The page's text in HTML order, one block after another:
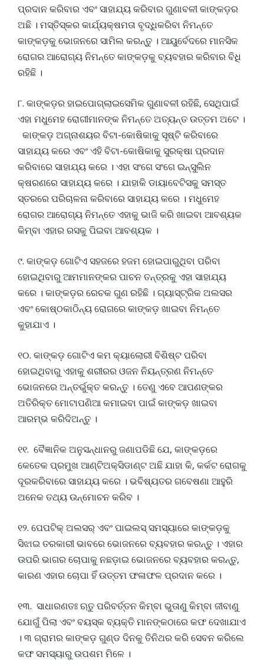
ପ୍ରଦାନ କରିବାର ଏବଂ ସାହାଯ୍ୟ କରିବାର ଗୁଣାବଳୀ କାଙ୍କଡ଼ର
ଅଛି । ମସ୍ତିସ୍କର କାର୍ଯ୍ୟକ୍ଷମତା ବୃଦ୍ଧିକରିବା ନିମନ୍ତେ
କାଙ୍କଡ଼କୁ ଭୋଜନରେ ସାମିଲ କରନ୍ତୁ । ଆୟୁର୍ବେଦରେ ମାନସିକ
ରୋଗର ଆରୋଗ୍ୟ ନିମନ୍ତେ କାଙ୍କଡ଼କୁ ବ୍ୟବହାର କରିବାର ବିଧି
ରହିଛି ।
୮. କାଙ୍କଡ଼ର ହାଇପୋଗ୍ଲାଇସେମିକ ଗୁଣାବଳୀ ରହିଛି, ସେଥିପାଇଁ
ଏହା ମଧୁମେହ ରୋଗୀମାନଙ୍କ ନିମନ୍ତେ ଅତ୍ୟନ୍ତ ଉତ୍ତମ ଅଟେ ।
କାଙ୍କଡ଼ ଅଗ୍ନାଶୟର ବିଟା-କୋଷିକାକୁ ସୃଷ୍ଟି କରିବାରେ
ସାହାଯ୍ୟ କରେ ଏବଂ ଏହି ବିଟା-କୋଷିକାକୁ ସୁରକ୍ଷା ପ୍ରଦାନ
କରିବାରେ ସାହାଯ୍ୟ କରେ । ଏହା ସଂଗେ ସଂଗେ ଇନ୍ସୁଲିନ
କ୍ଷରଣରେ ସାହାଯ୍ୟ କରେ । ଯାହାକି ଡାୟାବେଟିସକୁ ସମସ୍ତ
ସ୍ତରରେ ପରିଚାଳନା କରିବାରେ ସାହାଯ୍ୟ କରେ । ମଧୁମେହ
ରୋଗର ଆରୋଗ୍ୟ ନିମନ୍ତେ ଏହାକୁ ଭାଜି କରି ଖାଇବା ଆବଶ୍ୟକ
କିମ୍ବା ଏହାର ରସକୁ ପିଇବା ଆବଶ୍ୟକ ।
୯. କାଙ୍କଡ଼ ଗୋଟିଏ ସହଜରେ ହଜମ ହୋଇପାରୁଥିବା ପରିବା
ହୋଇଥିବାରୁ ଆମମାନଙ୍କର ପାଚନ ତନ୍ତ୍ରକୁ ଏହା ସାହାଯ୍ୟ
କରେ । କାଙ୍କଡ଼ର ରେଚକ ଗୁଣ ରହିଛି । ଗ୍ୟାସ୍ଟ୍ରିକ ଅଲସର
ଏବଂ କୋଷ୍ଠକାଠିନ୍ୟ ରୋଗରେ କାଙ୍କଡ଼ ଖାଇବା ନିମନ୍ତେ
କୁହାଯାଏ ।
୧୦. କାଙ୍କଡ଼ ଗୋଟିଏ କମ କ୍ୟାଲୋରୀ ବିଶିଷ୍ଟ ପରିବା
ହୋଇଥିବାରୁ ଏହାକୁ ଶରୀରର ଓଜନ ନିୟନ୍ତ୍ରଣ ନିମନ୍ତେ
ଭୋଜନରେ ଅନ୍ତର୍ଭୁକ୍ତ କରନ୍ତୁ । ତେଣୁ ଏବେ ଆପଣଙ୍କର
ଅତିରିକ୍ତ ମୋଟାପଣିଆ କମାଇବା ପାଇଁ କାଙ୍କଡ଼ ଖାଇବା
ଆରମ୍ଭ କରିଦିଅନ୍ତୁ ।
୧୧. ବୈଜ୍ଞାନିକ ଅନୁସନ୍ଧାନରୁ ଜଣାପଡିଛି ଯେ, କାଙ୍କଡ଼ରେ
କେତେକ ପ୍ରମୁଖ ଆଣ୍ଟିଅକ୍ସିଡାଣ୍ଟ ଅଛି ଯାହା କି, କର୍କଟ ରୋଗକୁ
ଦୂରକରିବାରେ ସାହାଯ୍ୟ କରେ । ଭବିଷ୍ୟତର ଗବେଷଣା ଆହୁରି
ଅନେକ ତଥ୍ୟ ଉନ୍ମୋଚନ କରିବ ।
୧୨. ପେପଟିକ୍‌ ଅଲସର୍‌ ଏବଂ ପାଇଲସ୍‌ ସମସ୍ୟାରେ କାଙ୍କଡ଼କୁ
ସିଝାଇ ତରକାରୀ ଭାବରେ ଭୋଜନରେ ବ୍ୟବହାର କରନ୍ତୁ । ଏହାର
ଉପରି ଭାଗର ଚୋପାକୁ ନଛଡ଼ାଇ ଭୋଜନରେ ବ୍ୟବହାର କରନ୍ତୁ,
କାରଣ ଏହାର ଚୋପା ହିଁ ଉତ୍ତମ ଫଳାଫଳ ପ୍ରଦାନ କରେ ।
୧୩. ସାଧାରଣତଃ ଋତୁ ପରିବର୍ତ୍ତନ କିମ୍ବା ଭୁତାଣୁ କିମ୍ବା ଜୀବାଣୁ
ଯୋଗୁଁ ପିଲା ଏବଂ ବୟସ୍କ ବ୍ୟକ୍ତି ମାନଙ୍କଠାରେ କଫ ଦେଖାଯାଏ
। ୩ ଗ୍ରାମର କାଙ୍କଡ଼ ଗୁଣ୍ଡ ଦିନକୁ ତିନିଥର କରି ସେବନ କରିଲେ
କଫ ସମସ୍ୟାରୁ ଉପଶମ ମିଳେ ।